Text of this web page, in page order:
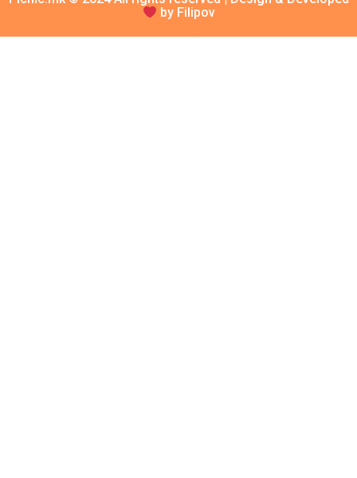
by Filipov